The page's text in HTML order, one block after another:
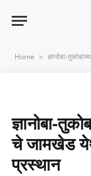
Home » ज्ञानोबा-
ज्ञानोबा-
चे जामखेड
प्रस्थान